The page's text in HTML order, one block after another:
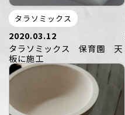
タラソミックス
2020.03.12
タラソミックス 保育園 天
板に施工